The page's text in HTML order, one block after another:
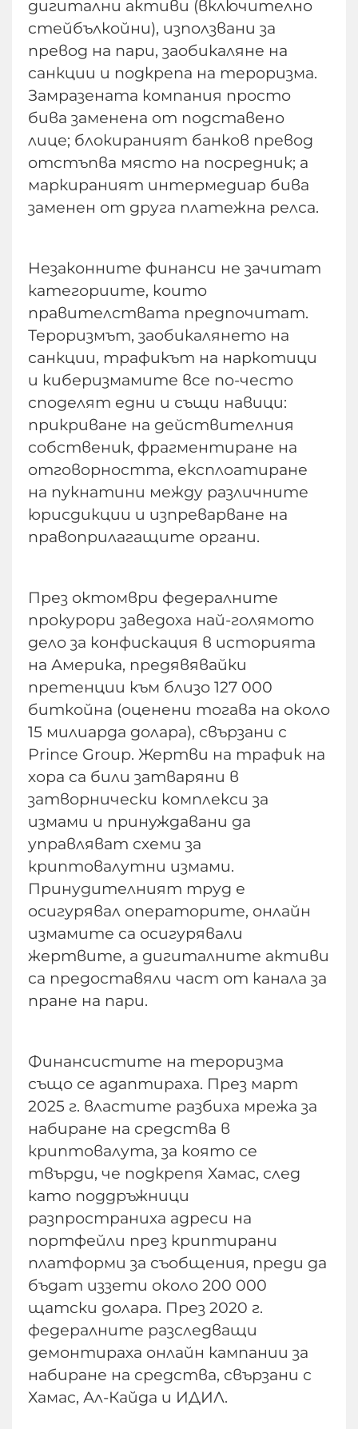
дигитални активи (включително
стейбълкойни), използвани за
превод на пари, заобикаляне на
санкции и подкрепа на тероризма.
Замразената компания просто
бива заменена от подставено
лице; блокираният банков превод
отстъпва място на посредник; а
маркираният интермедиар бива
заменен от друга платежна релса.
Незаконните финанси не зачитат
категориите, които
правителствата предпочитат.
Тероризмът, заобикалянето на
санкции, трафикът на наркотици
и киберизмамите все по-често
споделят едни и същи навици:
прикриване на действителния
собственик, фрагментиране на
отговорността, експлоатиране
на пукнатини между различните
юрисдикции и изпреварване на
правоприлагащите органи.
През октомври федералните
прокурори заведоха най-голямото
дело за конфискация в историята
на Америка, предявявайки
претенции към близо 127 000
биткойна (оценени тогава на около
15 милиарда долара), свързани с
Prince Group. Жертви на трафик на
хора са били затваряни в
затворнически комплекси за
измами и принуждавани да
управляват схеми за
криптовалутни измами.
Принудителният труд е
осигурявал операторите, онлайн
измамите са осигурявали
жертвите, а дигиталните активи
са предоставяли част от канала за
пране на пари.
Финансистите на тероризма
също се адаптираха. През март
2025 г. властите разбиха мрежа за
набиране на средства в
криптовалута, за която се
твърди, че подкрепя Хамас, след
като поддръжници
разпространиха адреси на
портфейли през криптирани
платформи за съобщения, преди да
бъдат иззети около 200 000
щатски долара. През 2020 г.
федералните разследващи
демонтираха онлайн кампании за
набиране на средства, свързани с
Хамас, Ал-Кайда и ИДИЛ.